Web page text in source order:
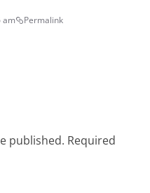
am Permalink
published. Required